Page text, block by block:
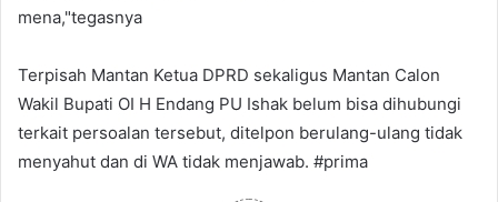
mena,"tegasnya
Terpisah Mantan Ketua DPRD sekaligus Mantan Calon
Wakil Bupati OI H Endang PU Ishak belum bisa dihubungi
terkait persoalan tersebut, ditelpon berulang-ulang tidak
menyahut dan di WA tidak menjawab. #prima